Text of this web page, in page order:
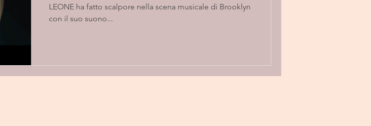
LEONE ha fatto scalpore nella scena musicale di Brooklyn
con il suo suono...